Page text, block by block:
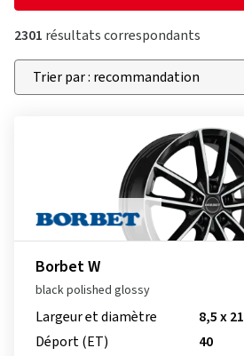
2301 résultats correspondants
Borbet W
black polished glossy
Largeur et diamètre
8,5 x 21
Déport (ET)
40